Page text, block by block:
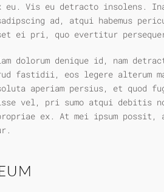
eu. Vis eu detracto insolens.
ad, atqui habemus
ei pri, quo evertitur
dolorum denique id, nam
fastidii, eos legere alterum
aperiam persius, et quod
vel, pri sumo atqui debitis
ex. At mei ipsum possit,